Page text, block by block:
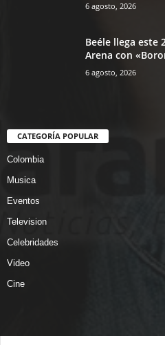
6 agosto, 2026
Beéle llega este
Arena con
6 agosto, 2026
CATEGORÍA POPULAR
Colombia
Musica
Eventos
Television
Celebridades
Video
Cine